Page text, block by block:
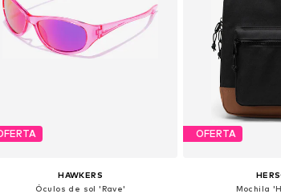
HAWKERS
Óculos de sol 'Rave'
OFERTA
Mochila